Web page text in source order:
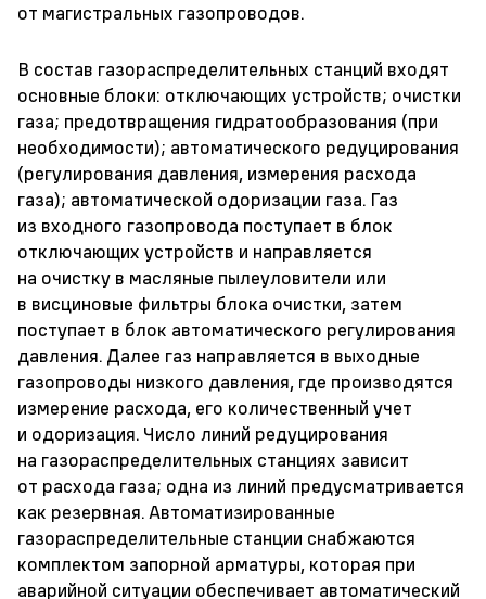
от магистральных газопроводов.
В состав газораспределительных станций входят
основные блоки: отключающих устройств; очистки
газа; предотвращения гидратообразования (при
необходимости); автоматического редуцирования
(регулирования давления, измерения расхода
газа); автоматической одоризации газа. Газ
из входного газопровода поступает в блок
отключающих устройств и направляется
на очистку в масляные пылеуловители или
в висциновые фильтры блока очистки, затем
поступает в блок автоматического регулирования
давления. Далее газ направляется в выходные
газопроводы низкого давления, где производятся
измерение расхода, его количественный учет
и одоризация. Число линий редуцирования
на газораспределительных станциях зависит
от расхода газа; одна из линий предусматривается
как резервная. Автоматизированные
газораспределительные станции снабжаются
комплектом запорной арматуры, которая при
аварийной ситуации обеспечивает автоматический